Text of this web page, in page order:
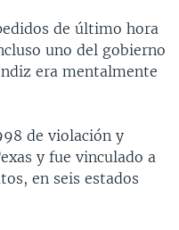
de último hora
uno del gobierno
era mentalmente
de violación y
y fue vinculado a
en seis estados